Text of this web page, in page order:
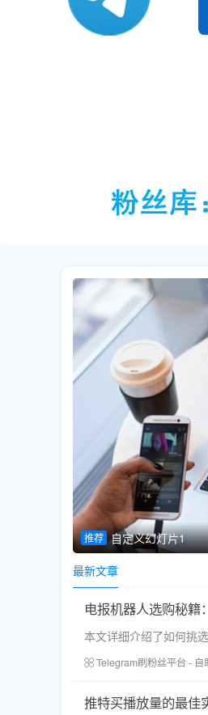
推荐 自定义幻灯片1
最新文章
电报机器人选购秘籍
本文详细介绍了如何挑
Telegram刷粉丝平台 -
推特买播放量的最佳